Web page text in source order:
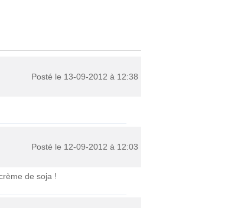
Posté le 13-09-2012 à 12:38
Posté le 12-09-2012 à 12:03
de soja !